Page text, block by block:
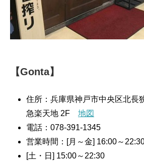
【Gonta】
住所：兵庫県神戸市中央区北長
急楽天地 2F 地図
電話：078-391-1345
営業時間：[月～金] 16:00～
[土・日] 15:00～22:30